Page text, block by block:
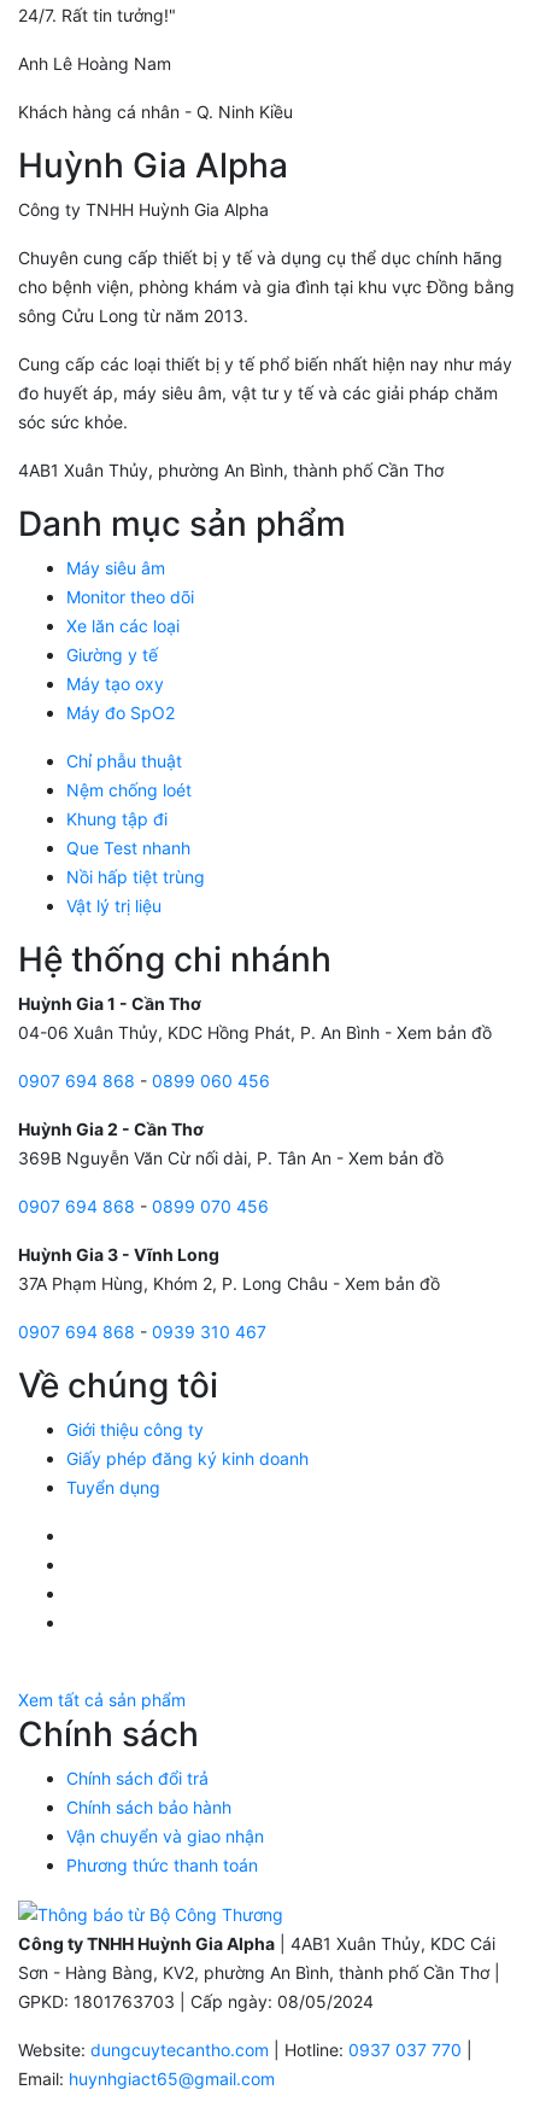
24/7. Rất tin tưởng!"
Anh Lê Hoàng Nam
Khách hàng cá nhân - Q. Ninh Kiều
Huỳnh Gia Alpha
Công ty TNHH Huỳnh Gia Alpha
Chuyên cung cấp thiết bị y tế và dụng cụ thể dục chính hãng
cho bệnh viện, phòng khám và gia đình tại khu vực Đồng bằng
sông Cửu Long từ năm 2013.
Cung cấp các loại thiết bị y tế phổ biến nhất hiện nay như máy
đo huyết áp, máy siêu âm, vật tư y tế và các giải pháp chăm
sóc sức khỏe.
4AB1 Xuân Thủy, phường An Bình, thành phố Cần Thơ
Danh mục sản phẩm
Máy siêu âm
Monitor theo dõi
Xe lăn các loại
Giường y tế
Máy tạo oxy
Máy đo SpO2
Chỉ phẫu thuật
Nệm chống loét
Khung tập đi
Que Test nhanh
Nồi hấp tiệt trùng
Vật lý trị liệu
Hệ thống chi nhánh
Huỳnh Gia 1 - Cần Thơ
04-06 Xuân Thủy, KDC Hồng Phát, P. An Bình - Xem bản đồ
0907 694 868 - 0899 060 456
Huỳnh Gia 2 - Cần Thơ
369B Nguyễn Văn Cừ nối dài, P. Tân An - Xem bản đồ
0907 694 868 - 0899 070 456
Huỳnh Gia 3 - Vĩnh Long
37A Phạm Hùng, Khóm 2, P. Long Châu - Xem bản đồ
0907 694 868 - 0939 310 467
Về chúng tôi
Giới thiệu công ty
Giấy phép đăng ký kinh doanh
Tuyển dụng
Xem tất cả sản phẩm
Chính sách
Chính sách đổi trả
Chính sách bảo hành
Vận chuyển và giao nhận
Phương thức thanh toán
Công ty TNHH Huỳnh Gia Alpha | 4AB1 Xuân Thủy, KDC Cái
Sơn - Hàng Bàng, KV2, phường An Bình, thành phố Cần Thơ |
GPKD: 1801763703 | Cấp ngày: 08/05/2024
Website: dungcuytecantho.com | Hotline: 0937 037 770
Email: huynhgiact65@gmail.com